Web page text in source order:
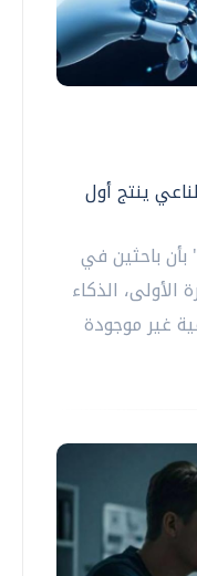
ينتج أول
بأن باحثين في
الأولى، الذكاء
غير موجودة